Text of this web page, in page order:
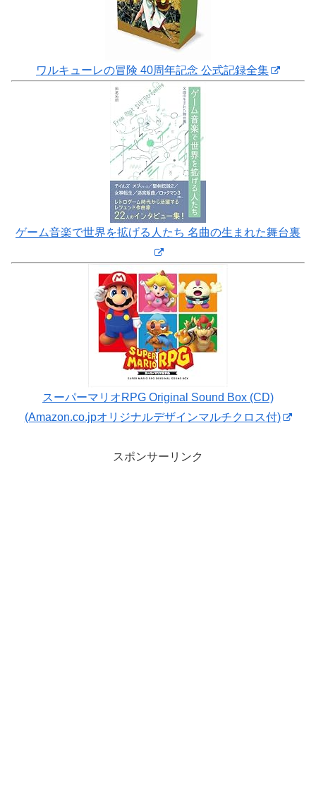
ワルキューレの冒険 40周年記念 公式記録全集
ゲーム音楽で世界を拡げる人たち 名曲の生まれた舞台裏
スーパーマリオRPG Original Sound Box (CD)
(Amazon.co.jpオリジナルデザインマルチクロス付)
スポンサーリンク